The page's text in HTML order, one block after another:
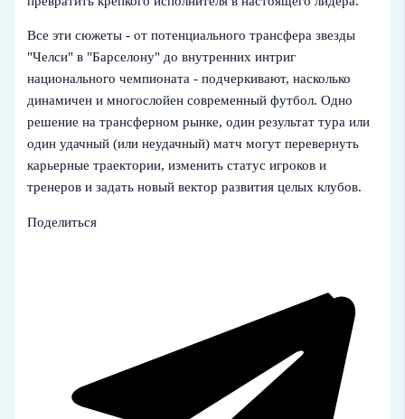
Все эти сюжеты - от потенциального трансфера звезды
"Челси" в "Барселону" до внутренних интриг
национального чемпионата - подчеркивают, насколько
динамичен и многослойен современный футбол. Одно
решение на трансферном рынке, один результат тура или
один удачный (или неудачный) матч могут перевернуть
карьерные траектории, изменить статус игроков и
тренеров и задать новый вектор развития целых клубов.
Поделиться